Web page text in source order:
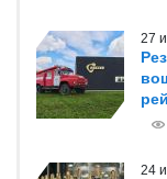
27
24